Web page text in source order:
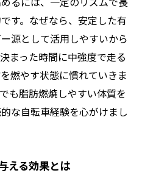
るには、一定のリズムで長
す。なぜなら、安定した有
源として活用しやすいから
まった時間に中強度で走る
燃やす状態に慣れていきま
も脂肪燃焼しやすい体質を
な自転車経験を心がけまし
える効果とは